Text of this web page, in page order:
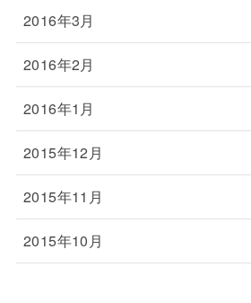
2016年3月
2016年2月
2016年1月
2015年12月
2015年11月
2015年10月